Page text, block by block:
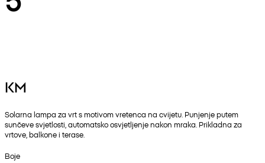
KM
Solarna lampa za vrt s motivom vretenca na cvijetu. Punjenje putem
sunčeve svjetlosti, automatsko osvjetljenje nakon mraka. Prikladna za
vrtove, balkone i terase.
Boje